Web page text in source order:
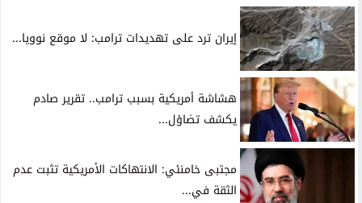
إيران ترد على تهديدات ترامب: لا موقع نوويا...
هشاشة أمريكية بسبب ترامب.. تقرير صادم
يكشف تضاؤل...
مجتبى خامنئي: الانتهاكات الأمريكية تثبت عدم
الثقة في...